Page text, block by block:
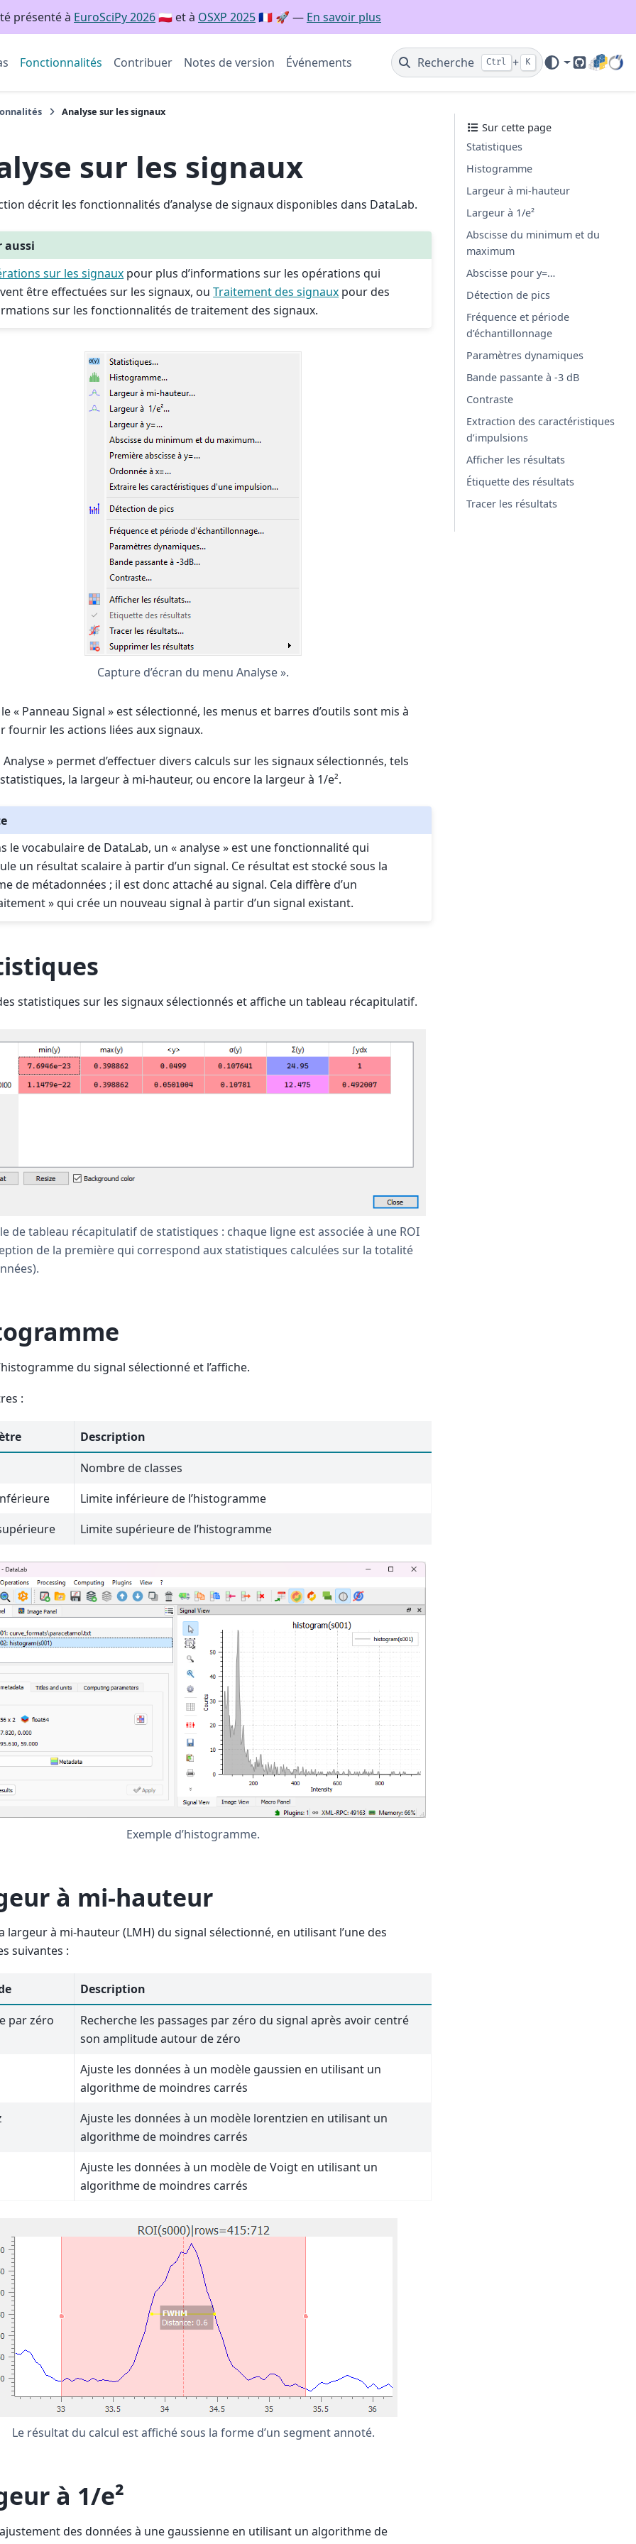
présenté à EuroSciPy 2026🇵🇱 et à OSXP 2025🇫🇷 🚀 — En savoir plus
Fonctionnalités Contribuer Notes de version Événements Recherche Ctrl + K
GitHub
Analyse sur les signaux
sur les signaux
décrit les fonctionnalités d’analyse de signaux disponibles dans DataLab.
aussi
sur les signaux pour plus d’informations sur les opérations qui
être effectuées sur les signaux, ouTraitement des signaux pour des
sur les fonctionnalités de traitement des signaux.
Capture d’écran du menu Analyse ».
« Panneau Signal » est sélectionné, les menus et barres d’outils sont mis à
fournir les actions liées aux signaux.
Analyse » permet d’effectuer divers calculs sur les signaux sélectionnés, tels
la largeur à mi-hauteur, ou encore la largeur à 1/e².
le vocabulaire de DataLab, un « analyse » est une fonctionnalité qui
un résultat scalaire à partir d’un signal. Ce résultat est stocké sous la
de métadonnées ; il est donc attaché au signal. Cela diffère d’un
» qui crée un nouveau signal à partir d’un signal existant.
statistiques sur les signaux sélectionnés et affiche un tableau récapitulatif.
de tableau récapitulatif de statistiques : chaque ligne est associée à une ROI
de la première qui correspond aux statistiques calculées sur la totalité
du signal sélectionné et l’affiche.
:
Description
Nombre de classes
Limite inférieure de l’histogramme
Limite supérieure de l’histogramme
Exemple d’histogramme.
à mi-hauteur
largeur à mi-hauteur (LMH) du signal sélectionné, en utilisant l’une des
suivantes :
Description
par zéro
Recherche les passages par zéro du signal après avoir centré
son amplitude autour de zéro
Ajuste les données à un modèle gaussien en utilisant un
algorithme de moindres carrés
Ajuste les données à un modèle lorentzien en utilisant un
algorithme de moindres carrés
Ajuste les données à un modèle de Voigt en utilisant un
algorithme de moindres carrés
Le résultat du calcul est affiché sous la forme d’un segment annoté.
à 1/e²
des données à une gaussienne en utilisant un algorithme de
Sur cette page
Statistiques
Histogramme
Largeur à mi-hauteur
Largeur à 1/e²
Abscisse du minimum et du
maximum
Abscisse pour y=…
Détection de pics
Fréquence et période
d’échantillonnage
Paramètres dynamiques
Bande passante à -3 dB
Contraste
Extraction des caractéristiques
d’impulsions
Afficher les résultats
Étiquette des résultats
Tracer les résultats